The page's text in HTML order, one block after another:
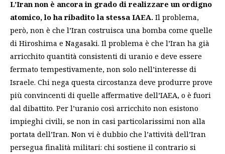
L’Iran non è ancora in grado di realizzare un ordigno
atomico, lo ha ribadito la stessa IAEA. Il problema,
però, non è che l’Iran costruisca una bomba come quelle
di Hiroshima e Nagasaki. Il problema è che l’Iran ha già
arricchito quantità consistenti di uranio e deve essere
fermato tempestivamente, non solo nell’interesse di
Israele. Chi nega questa circostanza deve produrre prove
più convincenti di quelle affermative dell’IAEA, o è fuori
dal dibattito. Per l’uranio così arricchito non esistono
impieghi civili, se non in casi particolarissimi non alla
portata dell’Iran. Non vi è dubbio che l’attività dell’Iran
persegua finalità militari: chi sostiene il contrario si